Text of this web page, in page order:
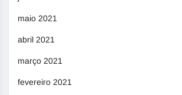
maio 2021
abril 2021
março 2021
fevereiro 2021